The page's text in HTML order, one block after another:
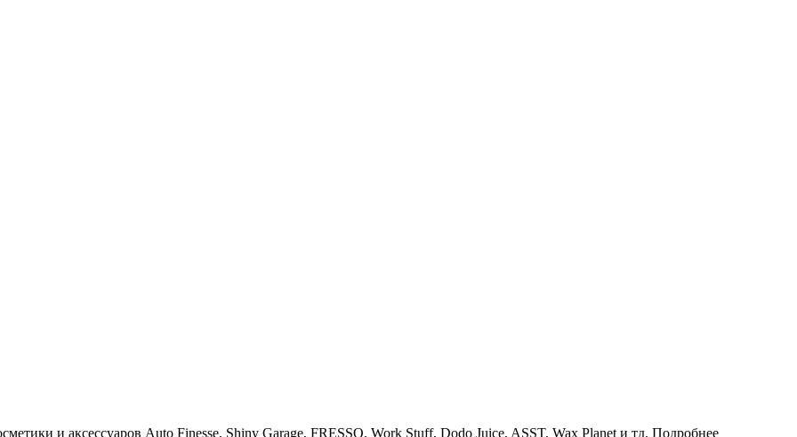
и аксессуаров Auto Finesse, Shiny Garage, FRESSO, Work Stuff, Dodo Juice, ASST, Wax Planet и тд. Подробнее